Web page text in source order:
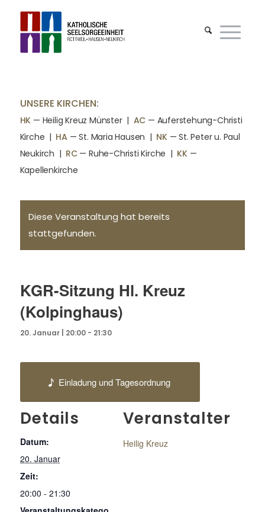
UNSERE KIRCHEN:
HK — Heilig Kreuz Münster | AC — Auferstehung-Christi
Kirche | HA — St. Maria Hausen | NK— St. Peter u. Paul
Neukirch | RC— Ruhe-Christi Kirche | KK—
Kapellenkirche
Diese Veranstaltung hat bereits
stattgefunden.
KGR-Sitzung Hl. Kreuz
(Kolpinghaus)
20. Januar | 20:00- 21:30
Einladung und Tagesordnung
Details
Datum:
20. Januar
Zeit:
20:00 - 21:30
Veranstalter
Heilig Kreuz